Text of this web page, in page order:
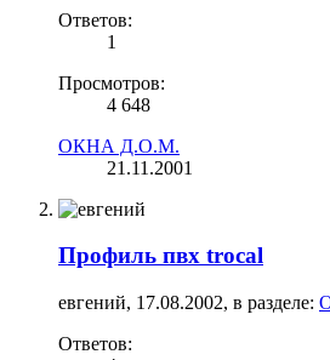
Ответов:
1
Просмотров:
4 648
ОКНА Д.О.М.
21.11.2001
Профиль пвх trocal
евгений, 17.08.2002, в разделе:
Ответов: